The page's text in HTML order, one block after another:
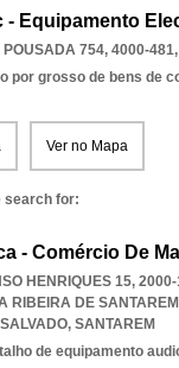
- Equipamento
POUSADA 754, 4000-481,
por grosso de bens de
Ver no Mapa
search for:
- Comércio De
HENRIQUES 15,
RIBEIRA DE SANTAREM
, SANTAREM
de equipamento